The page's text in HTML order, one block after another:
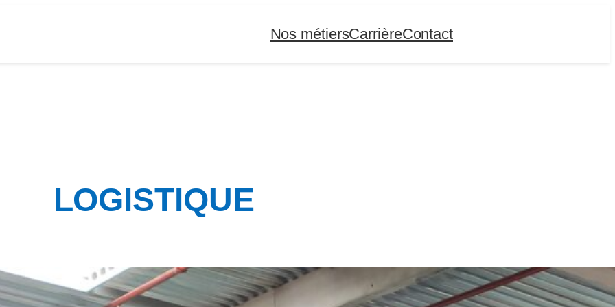
Nos métiersCarrièreContact
LOGISTIQUE